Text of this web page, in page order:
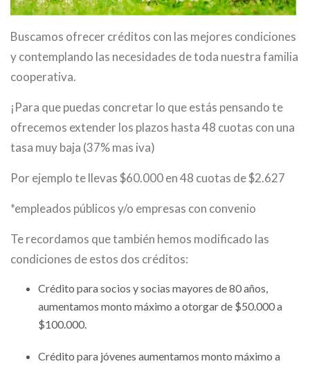
Buscamos ofrecer créditos con las mejores condiciones
y contemplando las necesidades de toda nuestra familia
cooperativa.
¡Para que puedas concretar lo que estás pensando te
ofrecemos extender los plazos hasta 48 cuotas con una
tasa muy baja (37% mas iva)
Por ejemplo te llevas $60.000 en 48 cuotas de $2.627
*empleados públicos y/o empresas con convenio
Te recordamos que también hemos modificado las
condiciones de estos dos créditos:
Crédito para socios y socias mayores de 80 años,
aumentamos monto máximo a otorgar de $50.000 a
$100.000.
Crédito para jóvenes aumentamos monto máximo a